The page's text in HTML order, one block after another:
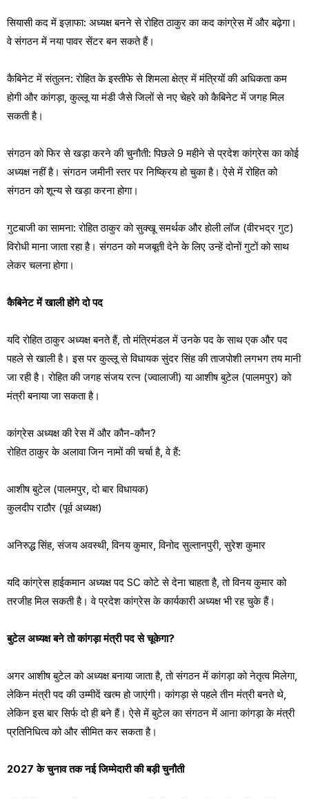
सियासी कद में इज़ाफा: अध्यक्ष बनने से रोहित ठाकुर का कद कांग्रेस में और बढ़ेगा।
वे संगठन में नया पावर सेंटर बन सकते हैं।
कैबिनेट में संतुलन: रोहित के इस्तीफे से शिमला क्षेत्र में मंत्रियों की अधिकता कम
होगी और कांगड़ा, कुल्लू या मंडी जैसे जिलों से नए चेहरे को कैबिनेट में जगह मिल
सकती है।
संगठन को फिर से खड़ा करने की चुनौती: पिछले 9 महीने से प्रदेश कांग्रेस का कोई
अध्यक्ष नहीं है। संगठन जमीनी स्तर पर निष्क्रिय हो चुका है। ऐसे में रोहित को
संगठन को शून्य से खड़ा करना होगा।
गुटबाजी का सामना: रोहित ठाकुर को सुक्खू समर्थक और होली लॉज (वीरभद्र गुट)
विरोधी माना जाता रहा है। संगठन को मजबूती देने के लिए उन्हें दोनों गुटों को साथ
लेकर चलना होगा।
कैबिनेट में खाली होंगे दो पद
यदि रोहित ठाकुर अध्यक्ष बनते हैं, तो मंत्रिमंडल में उनके पद के साथ एक और पद
पहले से खाली है। इस पर कुल्लू से विधायक सुंदर सिंह की ताजपोशी लगभग तय मानी
जा रही है। रोहित की जगह संजय रत्न (ज्वालाजी) या आशीष बुटेल (पालमपुर) को
मंत्री बनाया जा सकता है।
कांग्रेस अध्यक्ष की रेस में और कौन-कौन?
रोहित ठाकुर के अलावा जिन नामों की चर्चा है, वे हैं:
आशीष बुटेल (पालमपुर, दो बार विधायक)
कुलदीप राठौर (पूर्व अध्यक्ष)
अनिरुद्ध सिंह, संजय अवस्थी, विनय कुमार, विनोद सुल्तानपुरी, सुरेश कुमार
यदि कांग्रेस हाईकमान अध्यक्ष पद SC कोटे से देना चाहता है, तो विनय कुमार को
तरजीह मिल सकती है। वे प्रदेश कांग्रेस के कार्यकारी अध्यक्ष भी रह चुके हैं।
बुटेल अध्यक्ष बने तो कांगड़ा मंत्री पद से चूकेगा?
अगर आशीष बुटेल को अध्यक्ष बनाया जाता है, तो संगठन में कांगड़ा को नेतृत्व मिलेगा,
लेकिन मंत्री पद की उम्मीदें खत्म हो जाएंगी। कांगड़ा से पहले तीन मंत्री बनते थे,
लेकिन इस बार सिर्फ दो ही बने हैं। ऐसे में बुटेल का संगठन में आना कांगड़ा के मंत्री
प्रतिनिधित्व को और सीमित कर सकता है।
2027 के चुनाव तक नई जिम्मेदारी की बड़ी चुनौती